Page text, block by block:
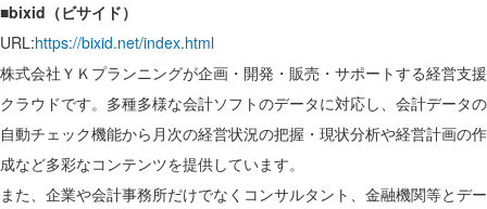
■bixid（ビサイド）
URL:https://bixid.net/index.html
株式会社ＹＫプランニングが企画・開発・販売・サポートする経営支援
クラウドです。多種多様な会計ソフトのデータに対応し、会計データの
自動チェック機能から月次の経営状況の把握・現状分析や経営計画の作
成など多彩なコンテンツを提供しています。
また、企業や会計事務所だけでなくコンサルタント、金融機関等とデー